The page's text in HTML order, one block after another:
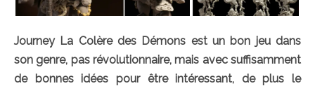
Journey La Colère des Démons est un bon jeu dans
son genre, pas révolutionnaire, mais avec suffisamment
de bonnes idées pour être intéressant, de plus le